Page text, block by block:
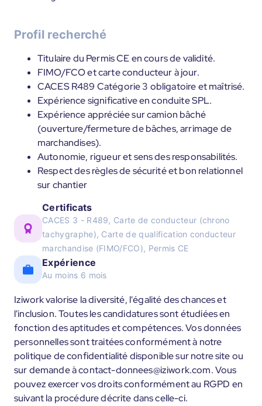
Profil recherché
Titulaire du Permis CE en cours de validité.
FIMO/FCO et carte conducteur à jour.
CACES R489 Catégorie 3 obligatoire et maîtrisé.
Expérience significative en conduite SPL.
Expérience appréciée sur camion bâché
(ouverture/fermeture de bâches, arrimage de
marchandises).
Autonomie, rigueur et sens des responsabilités.
Respect des règles de sécurité et bon relationnel
sur chantier
Certificats
CACES 3 - R489, Carte de conducteur (chrono
tachygraphe), Carte de qualification conducteur
marchandise (FIMO/FCO), Permis CE
Expérience
Au moins 6 mois
Iziwork valorise la diversité, l'égalité des chances et
l'inclusion. Toutes les candidatures sont étudiées en
fonction des aptitudes et compétences. Vos données
personnelles sont traitées conformément à notre
politique de confidentialité disponible sur notre site ou
sur demande à contact-donnees@iziwork.com. Vous
pouvez exercer vos droits conformément au RGPD en
suivant la procédure décrite dans celle-ci.